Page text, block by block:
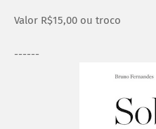
Valor R$15,00 ou troco
------